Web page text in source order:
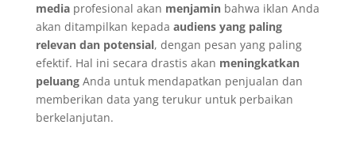
mediaprofesional akan menjaminbahwa iklan Anda
akan ditampilkan kepada audiens yang paling
relevan dan potensial, dengan pesan yang paling
efektif. Hal ini secara drastis akan meningkatkan
peluangAnda untuk mendapatkan penjualan dan
memberikan data yang terukur untuk perbaikan
berkelanjutan.